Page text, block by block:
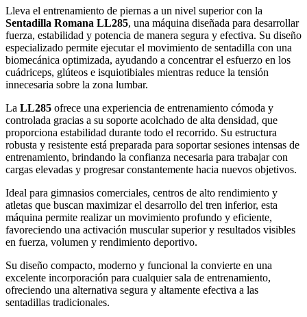
Lleva el entrenamiento de piernas a un nivel superior con la
Sentadilla Romana LL285, una máquina diseñada para desarrollar
fuerza, estabilidad y potencia de manera segura y efectiva. Su diseño
especializado permite ejecutar el movimiento de sentadilla con una
biomecánica optimizada, ayudando a concentrar el esfuerzo en los
cuádriceps, glúteos e isquiotibiales mientras reduce la tensión
innecesaria sobre la zona lumbar.
La LL285 ofrece una experiencia de entrenamiento cómoda y
controlada gracias a su soporte acolchado de alta densidad, que
proporciona estabilidad durante todo el recorrido. Su estructura
robusta y resistente está preparada para soportar sesiones intensas de
entrenamiento, brindando la confianza necesaria para trabajar con
cargas elevadas y progresar constantemente hacia nuevos objetivos.
Ideal para gimnasios comerciales, centros de alto rendimiento y
atletas que buscan maximizar el desarrollo del tren inferior, esta
máquina permite realizar un movimiento profundo y eficiente,
favoreciendo una activación muscular superior y resultados visibles
en fuerza, volumen y rendimiento deportivo.
Su diseño compacto, moderno y funcional la convierte en una
excelente incorporación para cualquier sala de entrenamiento,
ofreciendo una alternativa segura y altamente efectiva a las
sentadillas tradicionales.